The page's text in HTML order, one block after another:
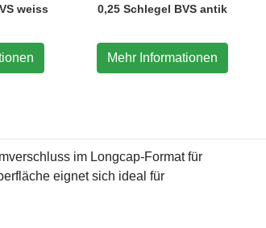
weiss 0,25 Schlegel BVS antik
Mehr Informationen
im Longcap-Format für
eignet sich ideal für